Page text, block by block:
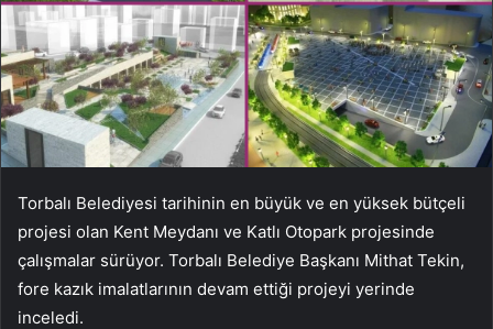
Torbalı Belediyesi tarihinin en büyük ve en yüksek bütçeli
projesi olan Kent Meydanı ve Katlı Otopark projesinde
çalışmalar sürüyor. Torbalı Belediye Başkanı Mithat Tekin,
fore kazık imalatlarının devam ettiği projeyi yerinde
inceledi.